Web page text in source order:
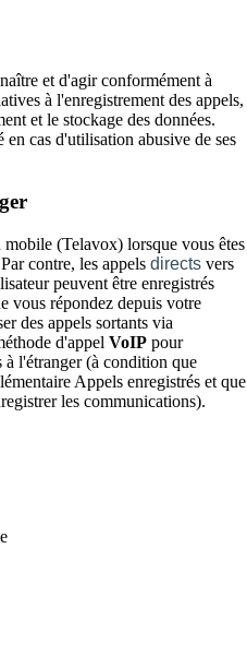
et d'agir conformément à
à l'enregistrement des appels,
et le stockage des données.
cas d'utilisation abusive de ses
(Telavox) lorsque vous êtes
contre, les appels directs vers
peuvent être enregistrés
vous répondez depuis votre
des appels sortants via
d'appel VoIP pour
à l'étranger (à condition que
Appels enregistrés et que
les communications).